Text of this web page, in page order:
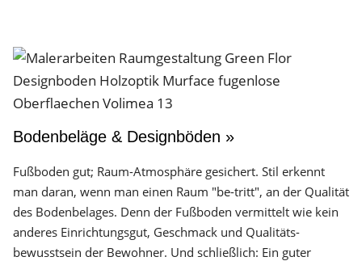
Bodenbeläge & Designböden »
Fußboden gut; Raum-Atmosphäre gesichert. Stil erkennt
man daran, wenn man einen Raum "be-tritt", an der Qualität
des Boden­belages. Denn der Fuß­boden vermittelt wie kein
anderes Einrichtungs­gut, Geschmack und Qualitäts­
bewusstsein der Bewohner. Und schließlich: Ein guter